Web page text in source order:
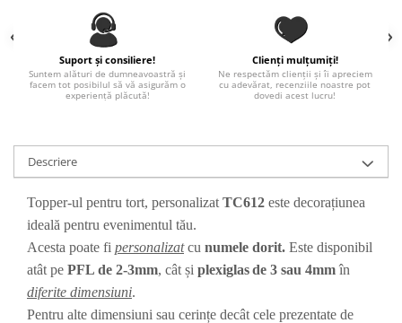
Alte evenimente
Ilustratii
Nunta
Personaje
Porumbei
Diverse
Alte limbi
Engleza
Maghiara
Spaniola
Suport și consiliere!
Suntem alături de dumneavoastră și
facem tot posibilul să vă asigurăm o
experiență plăcută!
Clienți mulțumiți!
Ne respectăm clienții și îi apreciem
cu adevărat, recenziile noastre pot
dovedi acest lucru!
Descriere
Topper-ul pentru tort, personalizat TC612 este decorațiunea
ideală pentru evenimentul tău.
Acesta poate fi personalizatcu numele dorit. Este disponibil
atât pe PFL de 2-3mm, cât și plexiglasde 3 sau 4mmîn
diferite dimensiuni.
Pentru alte dimensiuni sau cerințe decât cele prezentate de